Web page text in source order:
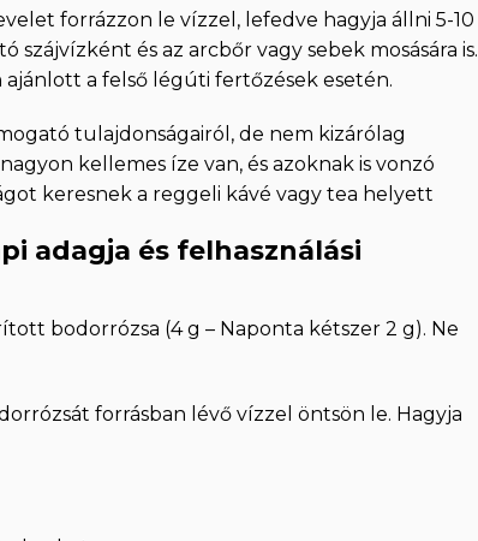
forrázzon le vízzel, lefedve hagyja állni 5-10
szájvízként és az arcbőr vagy sebek mosására is.
a felső légúti fertőzések esetén.
tulajdonságairól, de nem kizárólag
kellemes íze van, és azoknak is vonzó
keresnek a reggeli kávé vagy tea helyett
adagja és felhasználási
bodorrózsa (4 g – Naponta kétszer 2 g). Ne
forrásban lévő vízzel öntsön le. Hagyja